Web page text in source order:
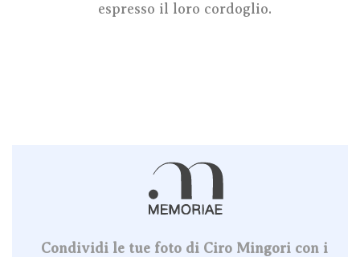
espresso il loro cordoglio.
Condividi le tue foto di Ciro Mingori con i